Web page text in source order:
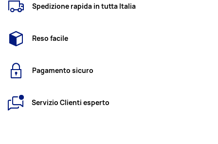
Spedizione rapida in tutta Italia
Reso facile
Pagamento sicuro
Servizio Clienti esperto